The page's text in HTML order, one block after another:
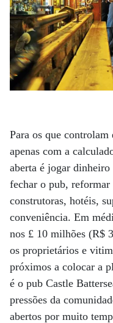
Para os que controlam
apenas com a
aberta é jogar
fechar o pub,
construtoras, hotéis,
conveniência. Em
nos £ 10 milhões (R$
os proprietários e
próximos a colocar a
é o pub Castle
pressões da
abertos por muito